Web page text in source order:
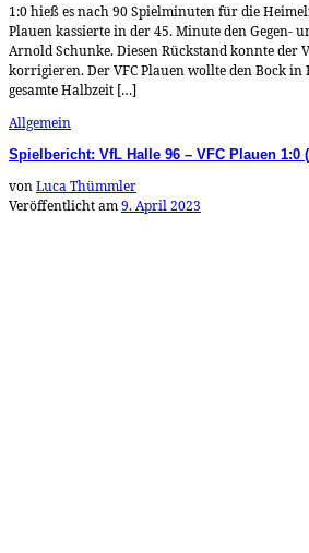
1:0 hieß es nach 90 Spielminuten für die
Plauen kassierte in der 45. Minute den Gegen-
Arnold Schunke. Diesen Rückstand konnte der
korrigieren. Der VFC Plauen wollte den Bock in
gesamte Halbzeit […]
Allgemein
Spielbericht: VfL Halle 96 – VFC Plauen 1:0
vonLuca Thümmler
Veröffentlicht am9. April 2023